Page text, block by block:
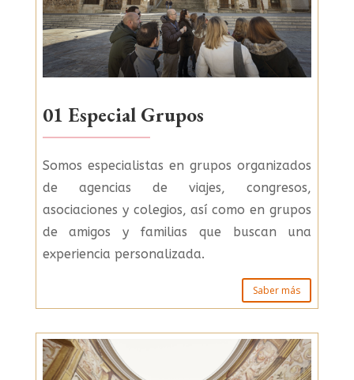
01 Especial Grupos
Somos especialistas en grupos organizados
de agencias de viajes, congresos,
asociaciones y colegios, así como en grupos
de amigos y familias que buscan una
experiencia personalizada.
Saber más